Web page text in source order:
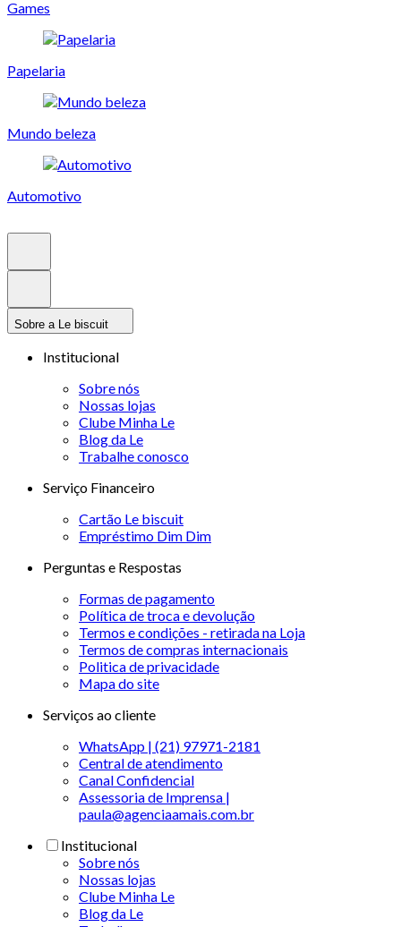
Games
Papelaria
Mundo beleza
Automotivo
Sobre a Le biscuit
Institucional
Sobre nós
Nossas lojas
Clube Minha Le
Blog da Le
Trabalhe conosco
Serviço Financeiro
Cartão Le biscuit
Empréstimo Dim Dim
Perguntas e Respostas
Formas de pagamento
Política de troca e devolução
Termos e condições - retirada na Loja
Termos de compras internacionais
Politica de privacidade
Mapa do site
Serviços ao cliente
WhatsApp | (21) 97971-2181
Central de atendimento
Canal Confidencial
Assessoria de Imprensa |
paula@agenciaamais.com.br
Institucional
Sobre nós
Nossas lojas
Clube Minha Le
Blog da Le